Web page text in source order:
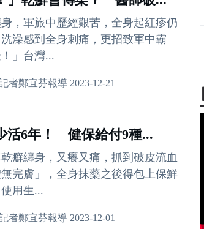
，軍旅中歷經艱苦，全身起紅疹仍
澡感到全身刺痛，更招致軍中霸
」台灣...
者鄭宜芬報導 2023-12-21
活6年！ 健保給付9種...
癬纏身，又癢又痛，抓到破皮流血
完膚」，全身抹藥之後得包上保鮮
用生...
者鄭宜芬報導 2023-12-01